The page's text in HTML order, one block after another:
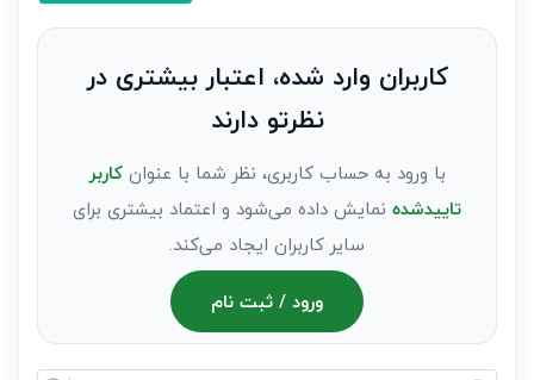
نظر
کاربران وارد شده، اعتبار بیشتری در
نظرتو دارند
با ورود به حساب کاربری، نظر شما با عنوانکاربر
تاییدشده نمایش داده می‌شود و اعتماد بیشتری برای
سایر کاربران ایجاد می‌کند.
ورود / ثبت نام